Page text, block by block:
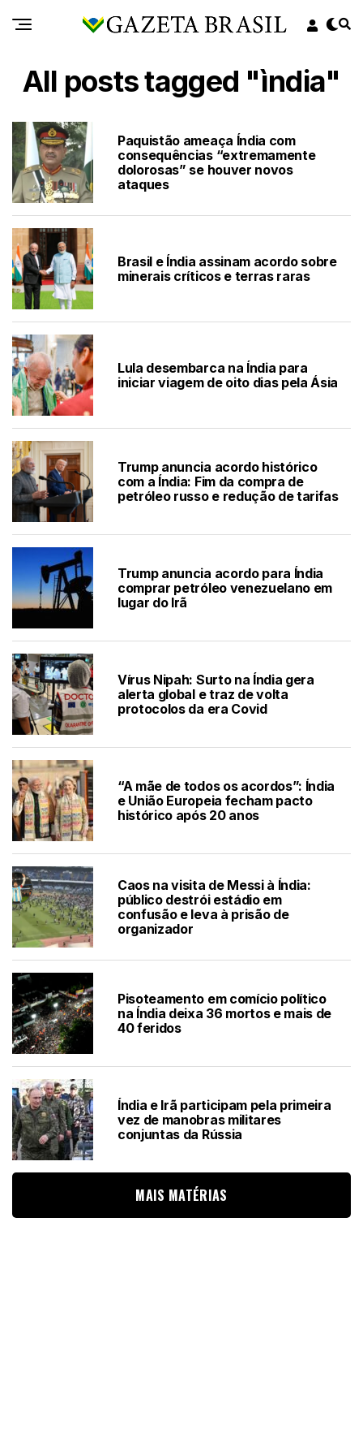
All posts tagged "ìndia"
Paquistão ameaça Índia com
consequências “extremamente
dolorosas” se houver novos
ataques
Brasil e Índia assinam acordo sobre
minerais críticos e terras raras
Lula desembarca na Índia para
iniciar viagem de oito dias pela Ásia
Trump anuncia acordo histórico
com a Índia: Fim da compra de
petróleo russo e redução de tarifas
Trump anuncia acordo para Índia
comprar petróleo venezuelano em
lugar do Irã
Vírus Nipah: Surto na Índia gera
alerta global e traz de volta
protocolos da era Covid
“A mãe de todos os acordos”: Índia
e União Europeia fecham pacto
histórico após 20 anos
Caos na visita de Messi à Índia:
público destrói estádio em
confusão e leva à prisão de
organizador
Pisoteamento em comício político
na Índia deixa 36 mortos e mais de
40 feridos
Índia e Irã participam pela primeira
vez de manobras militares
conjuntas da Rússia
MAIS MATÉRIAS